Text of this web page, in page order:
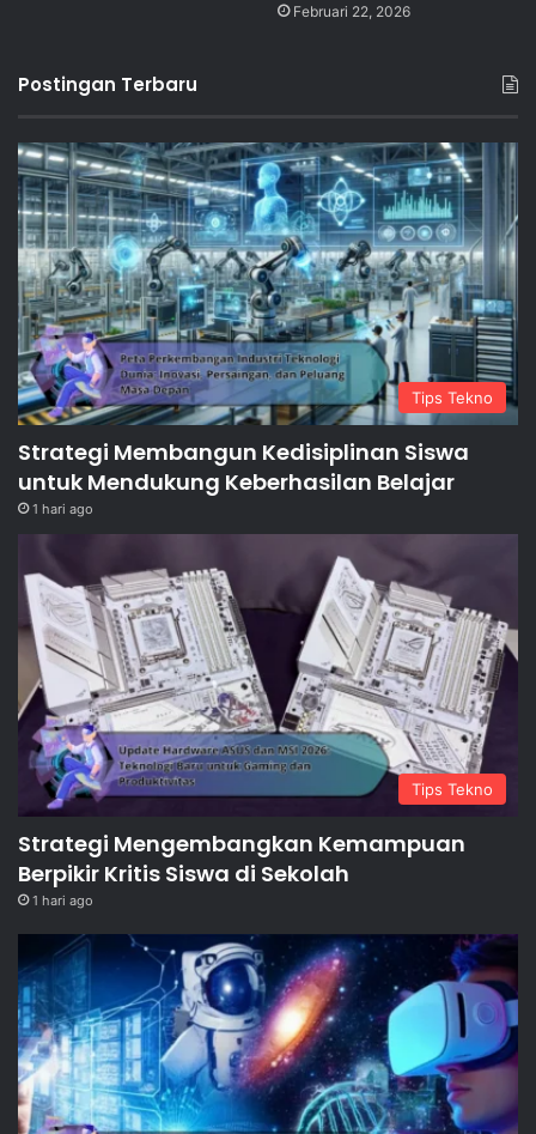
Februari 22, 2026
Postingan Terbaru
Tips Tekno
Strategi Membangun Kedisiplinan Siswa
untuk Mendukung Keberhasilan Belajar
1 hari ago
Tips Tekno
Strategi Mengembangkan Kemampuan
Berpikir Kritis Siswa di Sekolah
1 hari ago